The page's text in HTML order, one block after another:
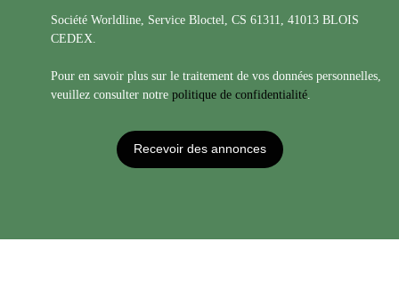
Société Worldline, Service Bloctel, CS 61311, 41013 BLOIS
CEDEX.
Pour en savoir plus sur le traitement de vos données personnelles,
veuillez consulter notre politique de confidentialité
Recevoir des annonces